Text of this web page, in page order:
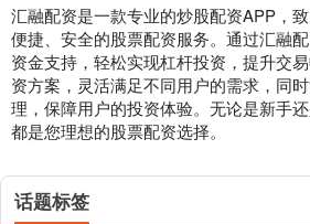
汇融配资是一款专业的炒股配资APP，
便捷、安全的股票配资服务。通过汇融
资金支持，轻松实现杠杆投资，提升交
资方案，灵活满足不同用户的需求，同
理，保障用户的投资体验。无论是新手
都是您理想的股票配资选择。
话题标签